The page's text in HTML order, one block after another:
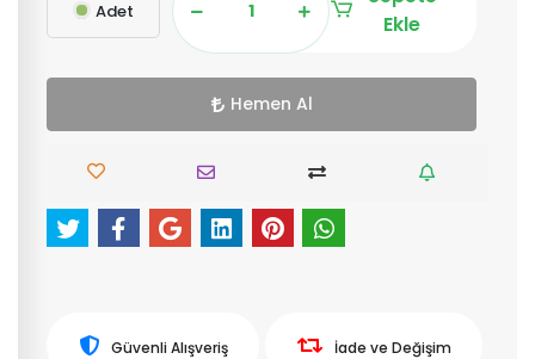
Adet
Ekle
Hemen Al
Güvenli Alışveriş İade ve Değişim